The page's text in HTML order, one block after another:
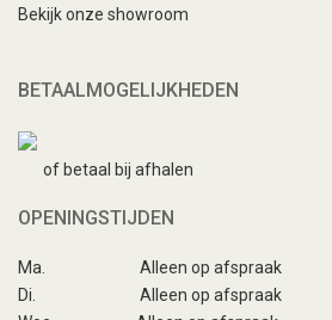
Bekijk onze showroom
BETAALMOGELIJKHEDEN
of betaal bij afhalen
OPENINGSTIJDEN
Ma.
Alleen op afspraak
Di.
Alleen op afspraak